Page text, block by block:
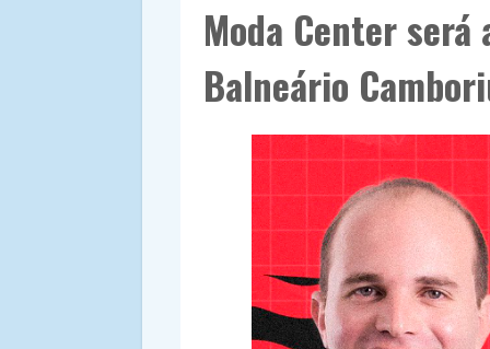
Moda Center será
Balneário